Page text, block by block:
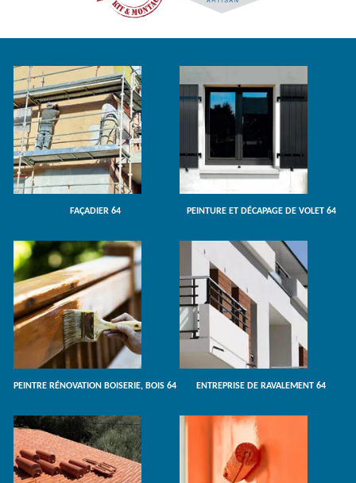
FAÇADIER 64 PEINTURE ET DÉCAPAGE DE VOLET 64
PEINTRE RÉNOVATION BOISERIE, BOIS 64 ENTREPRISE DE RAVALEMENT 64